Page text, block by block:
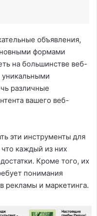
объявления,
формами
на большинстве веб-
различные
вашего веб-
эти инструменты для
каждый из них
Кроме того, их
понимания
рекламы и маркетинга.